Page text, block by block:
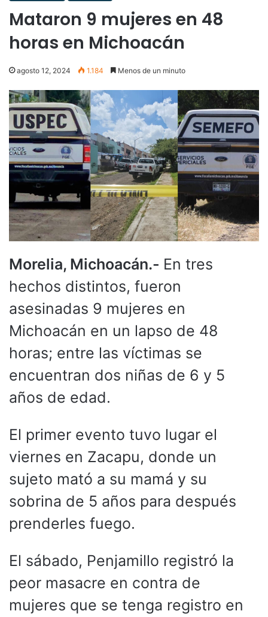
Mataron 9 mujeres en 48
horas en Michoacán
agosto 12, 2024 1.184 Menos de un minuto
Morelia, Michoacán.- En tres
hechos distintos, fueron
asesinadas 9 mujeres en
Michoacán en un lapso de 48
horas; entre las víctimas se
encuentran dos niñas de 6 y 5
años de edad.
El primer evento tuvo lugar el
viernes en Zacapu, donde un
sujeto mató a su mamá y su
sobrina de 5 años para después
prenderles fuego.
El sábado, Penjamillo registró la
peor masacre en contra de
mujeres que se tenga registro en